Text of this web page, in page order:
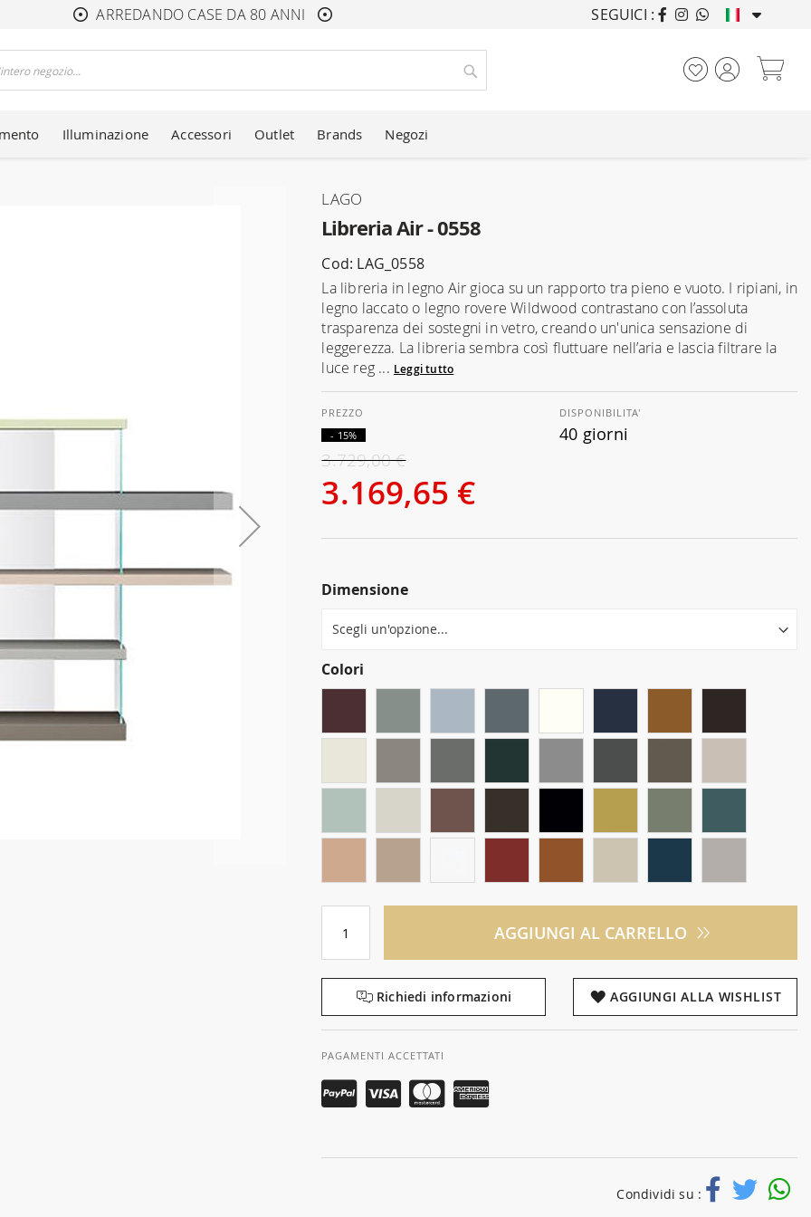
ARREDANDO CASE DA 80 ANNI ARREDANDO CASE
SEGUICI :
Cerca
Illuminazione Accessori Outlet Brands Negozi
Libreria Air - 0558
LAGO
Cod: LAG_0558
La libreria in legno Air gioca su un rapporto tra pieno e vuoto. I ripiani, in
legno laccato o legno rovere Wildwood contrastano con l’assoluta
trasparenza dei sostegni in vetro, creando un'unica sensazione di
leggerezza. La libreria sembra così fluttuare nell’aria e lascia filtrare la
luce reg ... Leggi tutto
3.169,65 €
3.729,00 €
- 15%
DISPONIBILITA'
40 giorni
Dimensione
Colori
AGGIUNGI AL CARRELLO
Richiedi informazioni AGGIUNGI ALLA WISHLIST
PAGAMENTI ACCETTATI
Condividi su :